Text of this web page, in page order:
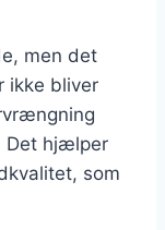
men det
ikke bliver
Det hjælper
som